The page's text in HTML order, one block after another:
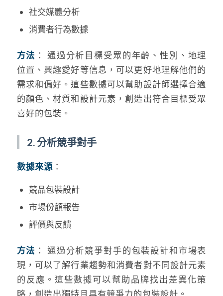
社交媒體分析
消費者行為數據
方法 ： 通過分析目標受眾的年齡、性別、地理
位置、興趣愛好等信息，可以更好地理解他們的
需求和偏好。這些數據可以幫助設計師選擇合適
的顏色、材質和設計元素，創造出符合目標受眾
喜好的包裝。
2. 分析競爭對手
數據來源：
競品包裝設計
市場份額報告
評價與反饋
方法 ： 通過分析競爭對手的包裝設計和市場表
現，可以了解行業趨勢和消費者對不同設計元素
的反應。這些數據可以幫助品牌找出差異化策
略，創造出獨特且具有競爭力的包裝設計。